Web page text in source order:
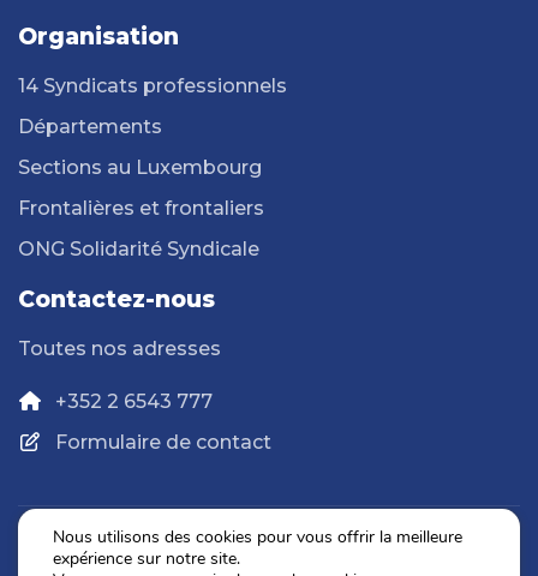
Organisation
14 Syndicats professionnels
Départements
Sections au Luxembourg
Frontalières et frontaliers
ONG Solidarité Syndicale
Contactez-nous
Toutes nos adresses
+352 2 6543 777
Formulaire de contact
Politique de confidentialité
Nous utilisons des cookies pour vous offrir la meilleure
expérience sur notre site.